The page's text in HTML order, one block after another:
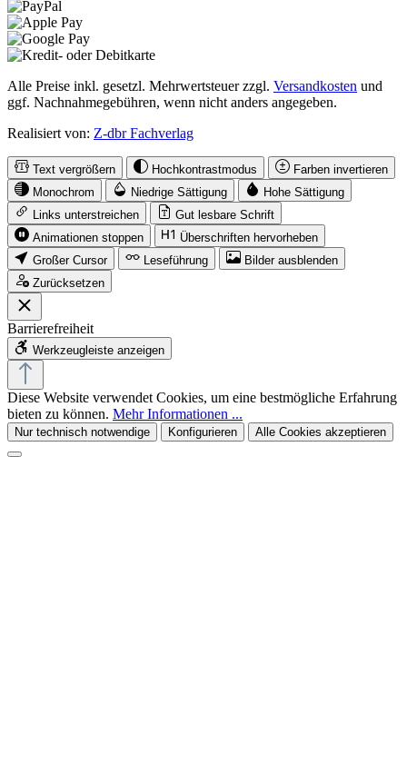
Alle Preise inkl. gesetzl. Mehrwertsteuer zzgl. Versandkosten und
ggf. Nachnahmegebühren, wenn nicht anders angegeben.
Realisiert von: Z-dbr Fachverlag
Text vergrößern Hochkontrastmodus
Farben invertieren
Monochrom
Niedrige Sättigung
Hohe Sättigung
Links unterstreichen
Gut lesbare Schrift
Animationen stoppen
Überschriften hervorheben
Großer Cursor
Leseführung
Bilder ausblenden
Zurücksetzen
Barrierefreiheit
Werkzeugleiste anzeigen
Diese Website verwendet Cookies, um eine bestmögliche Erfahrung
bieten zu können. Mehr Informationen ...
Nur technisch notwendige Konfigurieren Alle Cookies akzeptieren